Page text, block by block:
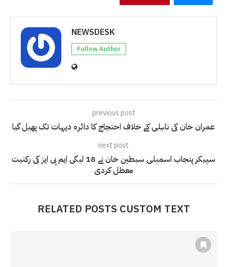
NEWSDESK
Follow Author
previous post
عمران خان کی ناہلی کے خلاف احتجاج کا دائرہ دیہات تک پھیل گیا
next post
سپیکر پنجاب اسمبلی سبطین خان نے 18 لیگی ایم پی ایز کی رکنیت
معطل کردی
RELATED POSTS CUSTOM TEXT